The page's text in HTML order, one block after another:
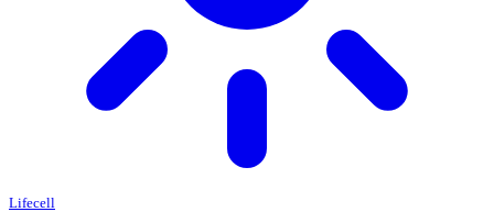
Lifecell